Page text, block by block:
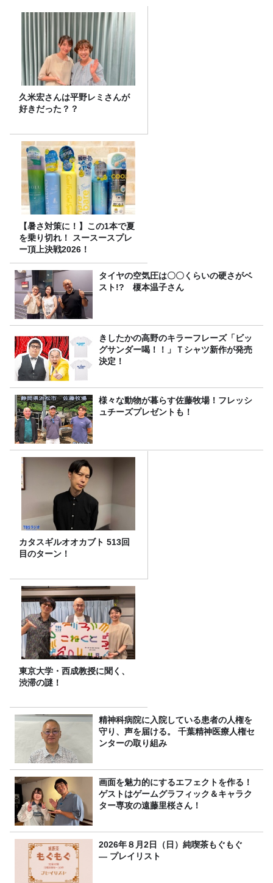
久米宏さんは平野レミさんが
好きだった？？
【暑さ対策に！】この1本で夏
を乗り切れ！ スースースプレ
ー頂上決戦2026！
タイヤの空気圧は〇〇くらいの硬さがベ
スト!? 榎本温子さん
きしたかの高野のキラーフレーズ「ビッ
グサンダー喝！！」Ｔシャツ新作が発売
決定！
様々な動物が暮らす佐藤牧場！フレッシ
ュチーズプレゼントも！
カタスギルオオカブト 513回
目のターン！
東京大学・西成教授に聞く、
渋滞の謎！
精神科病院に入院している患者の人権を
守り、声を届ける。 千葉精神医療人権セ
ンターの取り組み
画面を魅力的にするエフェクトを作る！
ゲストはゲームグラフィック＆キャラク
ター専攻の遠藤里桜さん！
2026年８月2日（日）純喫茶もぐもぐ
― プレイリスト